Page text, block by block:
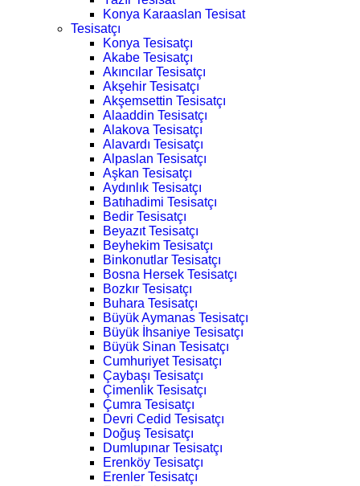
Konya Karaaslan Tesisat
Tesisatçı
Konya Tesisatçı
Akabe Tesisatçı
Akıncılar Tesisatçı
Akşehir Tesisatçı
Akşemsettin Tesisatçı
Alaaddin Tesisatçı
Alakova Tesisatçı
Alavardı Tesisatçı
Alpaslan Tesisatçı
Aşkan Tesisatçı
Aydınlık Tesisatçı
Batıhadimi Tesisatçı
Bedir Tesisatçı
Beyazıt Tesisatçı
Beyhekim Tesisatçı
Binkonutlar Tesisatçı
Bosna Hersek Tesisatçı
Bozkır Tesisatçı
Buhara Tesisatçı
Büyük Aymanas Tesisatçı
Büyük İhsaniye Tesisatçı
Büyük Sinan Tesisatçı
Cumhuriyet Tesisatçı
Çaybaşı Tesisatçı
Çimenlik Tesisatçı
Çumra Tesisatçı
Devri Cedid Tesisatçı
Doğuş Tesisatçı
Dumlupınar Tesisatçı
Erenköy Tesisatçı
Erenler Tesisatçı